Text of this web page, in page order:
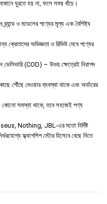
ঘুরতে হয় না, ফলে সময় বাঁচে।
ও মডেলের পণ্যের মূল্য এবং বৈশিষ্ট্য
ক্রেতাদের অভিজ্ঞতা ও রিভিউ দেখে পণ্যের
ডেলিভারি (COD) – উভয় ক্ষেত্রেই নিরাপদ
পৌঁছে দেওয়ার ব্যবস্থা থাকে এবং অর্ডারের
কোনো সমস্যা থাকে, তবে সহজেই পণ্য
Nothing, JBL-এর মতো নির্দিষ্ট
ফ্ল্যাগশিপ স্টোর হিসেবে বেছে নিতে